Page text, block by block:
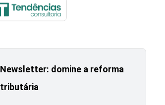
Newsletter: domine a reforma
tributária